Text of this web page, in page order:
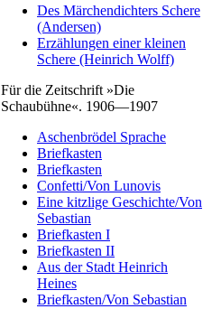
Des Märchendichters Schere
(Andersen)
Erzählungen einer kleinen
Schere (Heinrich Wolff)
Für die Zeitschrift »Die
Schaubühne«. 1906—1907
Aschenbrödel Sprache
Briefkasten
Briefkasten
Confetti/Von Lunovis
Eine kitzlige Geschichte/Von
Sebastian
Briefkasten I
Briefkasten II
Aus der Stadt Heinrich
Heines
Briefkasten/Von Sebastian